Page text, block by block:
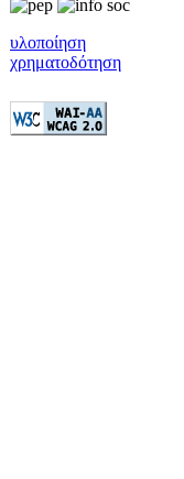
υλοποίηση
χρηματοδότηση